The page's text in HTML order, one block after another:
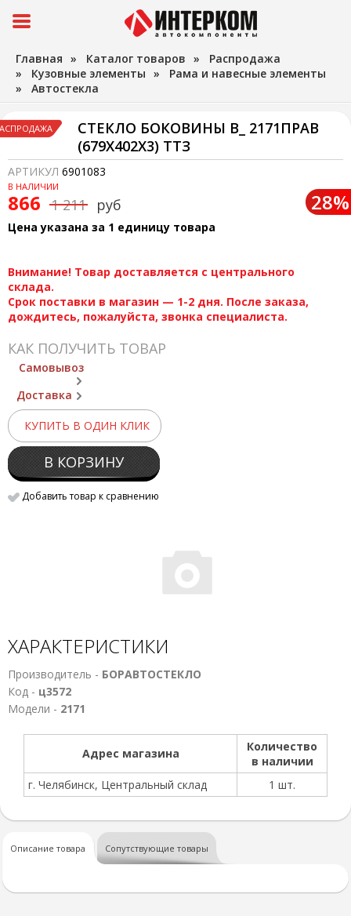
Главная » Каталог товаров » Распродажа
» Кузовные элементы » Рама и навесные элементы
» Автостекла
СТЕКЛО БОКОВИНЫ В_ 2171ПРАВ
(679Х402Х3) ТТЗ
АРТИКУЛ 6901083
В НАЛИЧИИ
866 1 211 руб 28%
Цена указана за 1 единицу товара
Внимание! Товар доставляется с центрального
склада.
Срок поставки в магазин — 1-2 дня. После заказа,
дождитесь, пожалуйста, звонка специалиста.
КАК ПОЛУЧИТЬ ТОВАР
Самовывоз
Доставка
КУПИТЬ В ОДИН КЛИК
В КОРЗИНУ
Добавить товар к сравнению
ХАРАКТЕРИСТИКИ
Производитель - БОРАВТОСТЕКЛО
Код - ц3572
Модели - 2171
Адрес магазина
Количество
в наличии
г. Челябинск, Центральный склад
1 шт.
Описание товара Сопутствующие товары